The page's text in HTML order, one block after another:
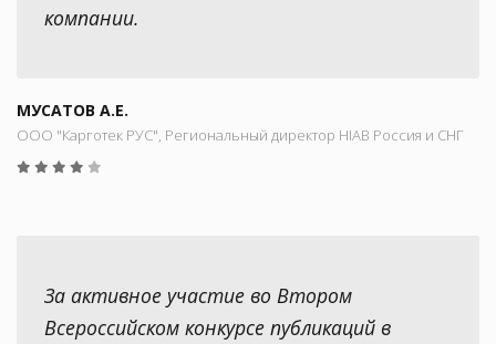
компании.
МУСАТОВ А.Е.
ООО "Карготек РУС", Региональный директор HIAB Россия и СНГ
За активное участие во Втором
Всероссийском конкурсе публикаций в